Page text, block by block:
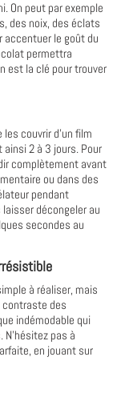
On peut par exemple
des noix, des éclats
accentuer le goût du
permettra
est la clé pour trouver
les couvrir d'un film
2 à 3 jours. Pour
complètement avant
ou dans des
pendant
décongeler au
secondes au
à réaliser, mais
des
indémodable qui
N'hésitez pas à
en jouant sur